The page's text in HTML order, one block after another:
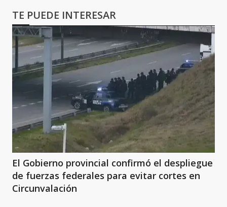
TE PUEDE INTERESAR
El Gobierno provincial confirmó el despliegue
de fuerzas federales para evitar cortes en
Circunvalación